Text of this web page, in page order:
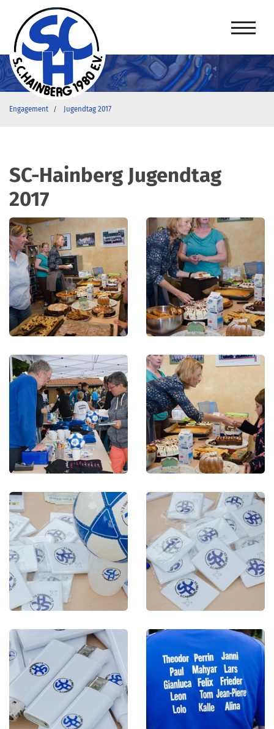
Engagement Jugendtag 2017
SC-Hainberg Jugendtag
2017